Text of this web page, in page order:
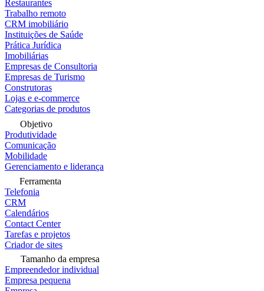
Restaurantes
Trabalho remoto
CRM imobiliário
Instituições de Saúde
Prática Jurídica
Imobiliárias
Empresas de Consultoria
Empresas de Turismo
Construtoras
Lojas e e-commerce
Categorias de produtos
Objetivo
Produtividade
Comunicação
Mobilidade
Gerenciamento e liderança
Ferramenta
Telefonia
CRM
Calendários
Contact Center
Tarefas e projetos
Criador de sites
Tamanho da empresa
Empreendedor individual
Empresa pequena